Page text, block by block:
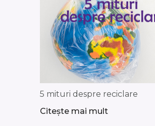
5 mituri despre reciclare
Citește mai mult